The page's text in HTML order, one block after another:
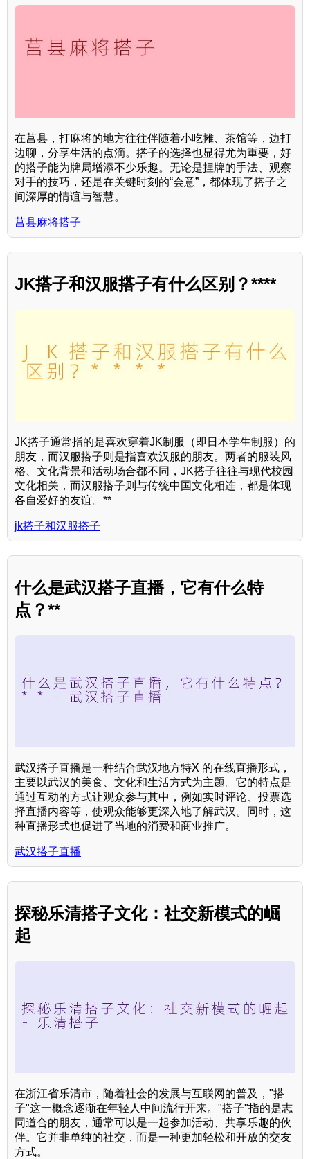
在莒县，打麻将的地方往往伴随着小吃摊、茶馆等，边打
边聊，分享生活的点滴。搭子的选择也显得尤为重要，好
的搭子能为牌局增添不少乐趣。无论是捏牌的手法、观察
对手的技巧，还是在关键时刻的“会意”，都体现了搭子之
间深厚的情谊与智慧。
莒县麻将搭子
JK搭子和汉服搭子有什么区别？****
JK搭子通常指的是喜欢穿着JK制服（即日本学生制服）的
朋友，而汉服搭子则是指喜欢汉服的朋友。两者的服装风
格、文化背景和活动场合都不同，JK搭子往往与现代校园
文化相关，而汉服搭子则与传统中国文化相连，都是体现
各自爱好的友谊。**
jk搭子和汉服搭子
什么是武汉搭子直播，它有什么特
点？**
武汉搭子直播是一种结合武汉地方特X 的在线直播形式，
主要以武汉的美食、文化和生活方式为主题。它的特点是
通过互动的方式让观众参与其中，例如实时评论、投票选
择直播内容等，使观众能够更深入地了解武汉。同时，这
种直播形式也促进了当地的消费和商业推广。
武汉搭子直播
探秘乐清搭子文化：社交新模式的崛
起
在浙江省乐清市，随着社会的发展与互联网的普及，"搭
子"这一概念逐渐在年轻人中间流行开来。"搭子"指的是志
同道合的朋友，通常可以是一起参加活动、共享乐趣的伙
伴。它并非单纯的社交，而是一种更加轻松和开放的交友
方式。